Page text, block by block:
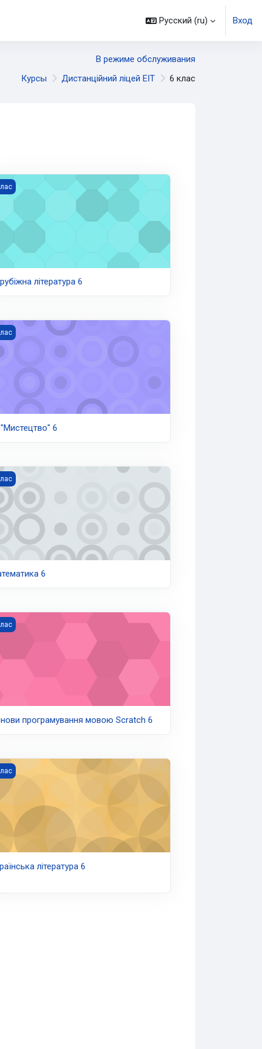
Русский ‎(ru)‎ Вход
В режиме обслуживания
Курсы Дистанційний ліцей ЕІТ 6 клас
література 6
література 6
6
"Мистецтво" 6
6
6
програмування мовою Scratch 6
програмування мовою Scratch 6
література 6
література 6